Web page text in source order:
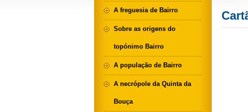
A freguesia de Bairro
Sobre as origens do
topónimo Bairro
A população de Bairro
A necrópole da Quinta da
Bouça